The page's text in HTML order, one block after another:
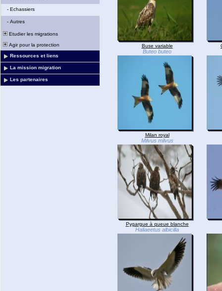
- Echassiers
- Autres
Etudier les migrations
Agir pour la protection
Ressources et liens
La mission migration
Les partenaires
Buse variable
Buteo buteo
Milan royal
Milvus milvus
Pygargue à queue blanche
Haliaeetus albicilla